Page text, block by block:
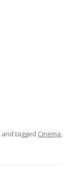
and tagged Cinema,